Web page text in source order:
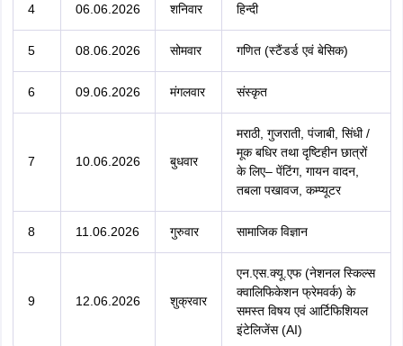
4 06.06.2026 शनिवार हिन्दी
5 08.06.2026 सोमवार गणित (स्टैंडर्ड एवं बेसिक)
6 09.06.2026 मंगलवार संस्कृत
7 10.06.2026 बुधवार
मराठी, गुजराती, पंजाबी, सिंधी /
मूक बधिर तथा दृष्टिहीन छात्रों
के लिए– पेंटिंग, गायन वादन,
तबला पखावज, कम्प्यूटर
8 11.06.2026 गुरुवार सामाजिक विज्ञान
9 12.06.2026 शुक्रवार
एन.एस.क्यू.एफ (नेशनल स्किल्स
क्वालिफिकेशन फ्रेमवर्क) के
समस्त विषय एवं आर्टिफिशियल
इंटेलिजेंस (AI)